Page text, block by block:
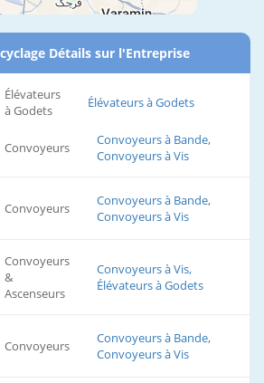
Détails sur l'Entreprise
Élévateurs
à Godets
Élévateurs à Godets
Convoyeurs
Convoyeurs à Bande,
Convoyeurs à Vis
Convoyeurs
Convoyeurs à Bande,
Convoyeurs à Vis
Convoyeurs
&
Ascenseurs
Convoyeurs à Vis,
Élévateurs à Godets
Convoyeurs
Convoyeurs à Bande,
Convoyeurs à Vis